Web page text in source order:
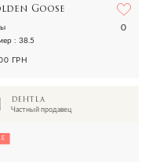
Goose
0
: 38.5
ГРН
dehtla
Частный продавец